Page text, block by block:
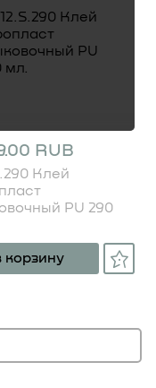
RUB
Клей
PU 290
корзину